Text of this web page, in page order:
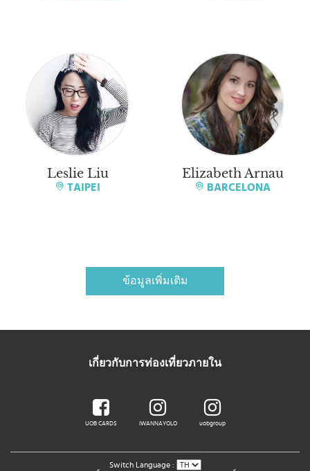
Leslie Liu
TAIPEI
Elizabeth Arnau
BARCELONA
ข้อมูลเพิ่มเติม
เกี่ยวกับการท่องเที่ยวภายใน
UOB CARDS IWANNAYOLO uobgroup
Switch Language :